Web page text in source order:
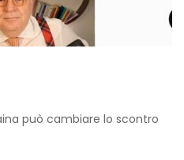
può cambiare lo scontro